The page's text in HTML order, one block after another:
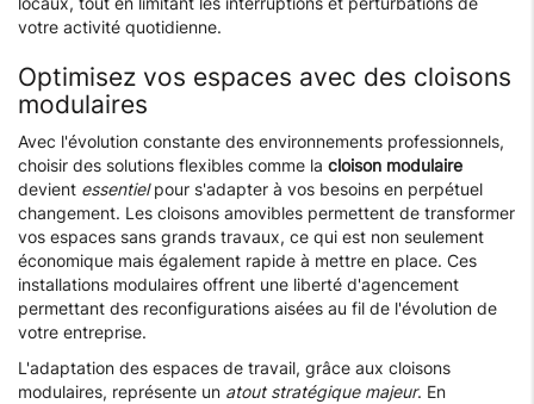
votre activité quotidienne.
Optimisez vos espaces avec des cloisons
modulaires
Avec l'évolution constante des environnements professionnels,
choisir des solutions flexibles comme la cloison modulaire
devient essentielpour s'adapter à vos besoins en perpétuel
changement. Les cloisons amovibles permettent de transformer
vos espaces sans grands travaux, ce qui est non seulement
économique mais également rapide à mettre en place. Ces
installations modulaires offrent une liberté d'agencement
permettant des reconfigurations aisées au fil de l'évolution de
votre entreprise.
L'adaptation des espaces de travail, grâce aux cloisons
modulaires, représente un atout stratégique majeur. En